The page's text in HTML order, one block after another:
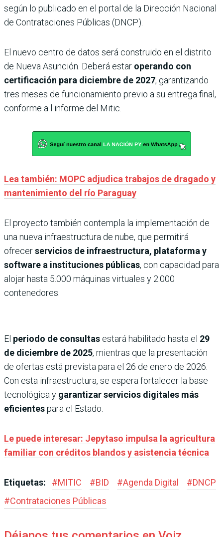
según lo publicado en el portal de la Dirección Nacional
de Contrataciones Públicas (DNCP).
El nuevo centro de datos será construido en el distrito
de Nueva Asunción. Deberá estar operando con
certificación para diciembre de 2027, garantizando
tres meses de funcionamiento previo a su entrega final,
conforme a l informe del Mitic.
Lea también: MOPC adjudica trabajos de dragado y
mantenimiento del río Paraguay
El proyecto también contempla la implementación de
una nueva infraestructura de nube, que permitirá
ofrecerservicios de infraestructura, plataforma y
software a instituciones públicas, con capacidad para
alojar hasta 5.000 máquinas virtuales y 2.000
contenedores.
El periodo de consultas estará habilitado hasta el 29
de diciembre de 2025, mientras que la presentación
de ofertas está prevista para el 26 de enero de 2026.
Con esta infraestructura, se espera fortalecer la base
tecnológica y garantizar servicios digitales más
eficientespara el Estado.
Le puede interesar: Jepytaso impulsa la agricultura
familiar con créditos blandos y asistencia técnica
Etiquetas: #MITIC #BID #Agenda Digital #DNCP
#Contrataciones Públicas